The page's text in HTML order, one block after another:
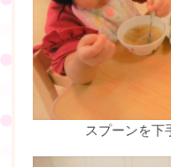
スプーンを